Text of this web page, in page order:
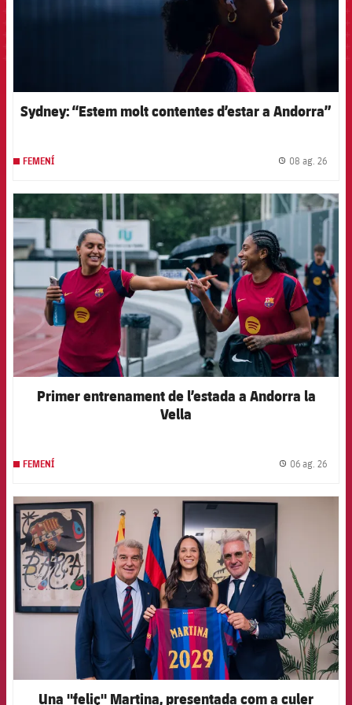
Sydney: “Estem molt contentes d’estar a Andorra”
FEMENÍ 08 ag. 26
FCB Barcelona badge
Primer entrenament de l’estada a Andorra la
Vella
FEMENÍ 06 ag. 26
FCB Barcelona badge
Una "feliç" Martina, presentada com a culer